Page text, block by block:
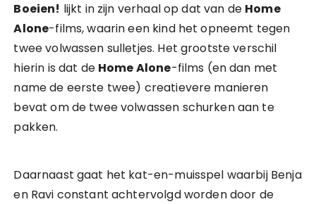
Boeien! lijkt in zijn verhaal op dat van de Home
Alone-films, waarin een kind het opneemt tegen
twee volwassen sulletjes. Het grootste verschil
hierin is dat de Home Alone-films (en dan met
name de eerste twee) creatievere manieren
bevat om de twee volwassen schurken aan te
pakken.
Daarnaast gaat het kat-en-muisspel waarbij Benja
en Ravi constant achtervolgd worden door de